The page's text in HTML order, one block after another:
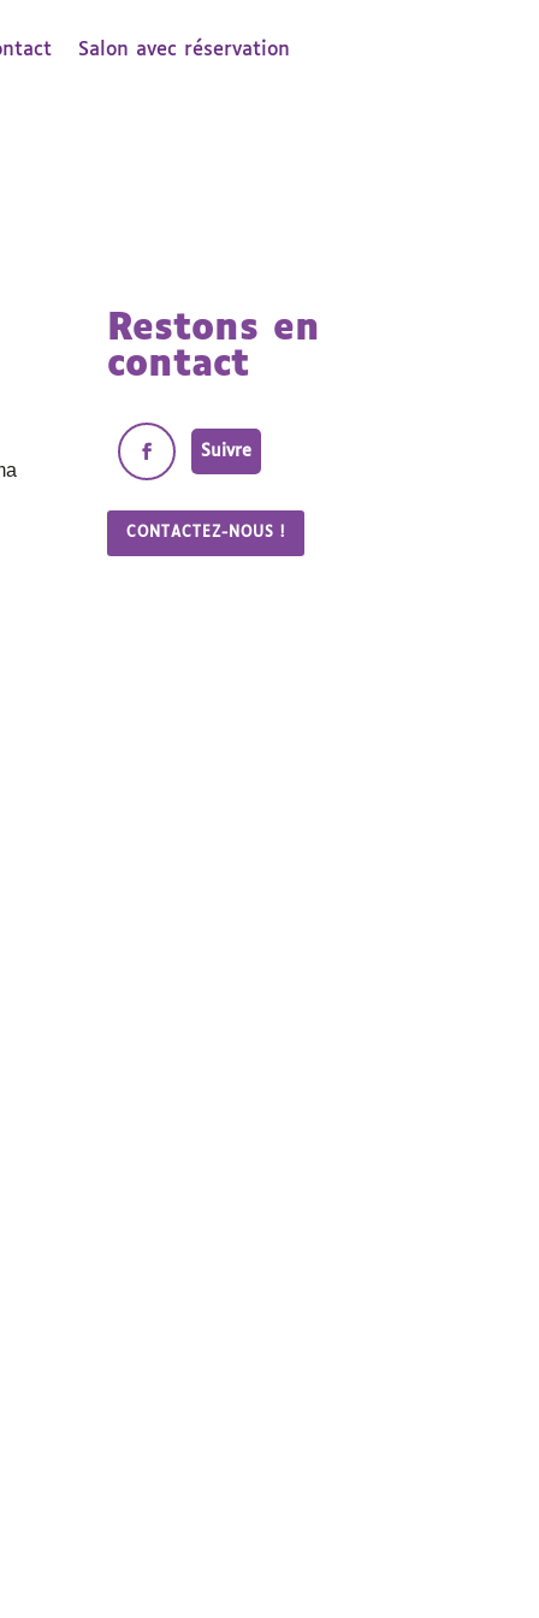
Salon avec réservation
Restons en
contact
Suivre
CONTACTEZ-NOUS !